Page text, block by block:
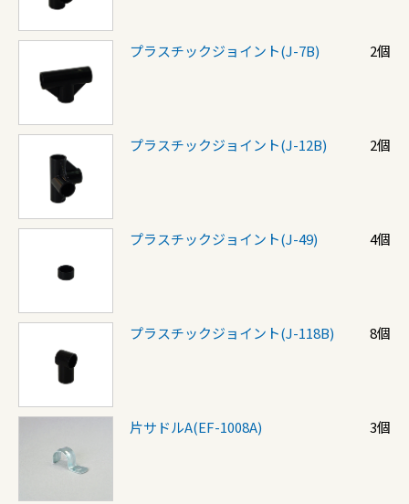
プラスチックジョイント(J-7B) 2個
プラスチックジョイント(J-12B) 2個
プラスチックジョイント(J-49) 4個
プラスチックジョイント(J-118B) 8個
片サドルA(EF-1008A) 3個